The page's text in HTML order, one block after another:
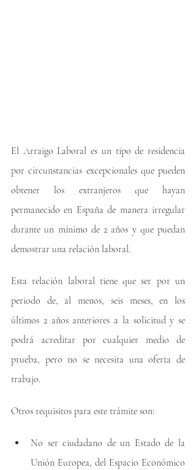
El Arraigo Laboral es un tipo de residencia
por circunstancias excepcionales que pueden
obtener los extranjeros que hayan
permanecido en España de manera irregular
durante un mínimo de 2 años y que puedan
demostrar una relación laboral.
Esta relación laboral tiene que ser por un
periodo de, al menos, seis meses, en los
últimos 2 años anteriores a la solicitud y se
podrá acreditar por cualquier medio de
prueba, pero no se necesita una oferta de
trabajo.
Otros requisitos para este trámite son:
No ser ciudadano de un Estado de la
Unión Europea, del Espacio Económico